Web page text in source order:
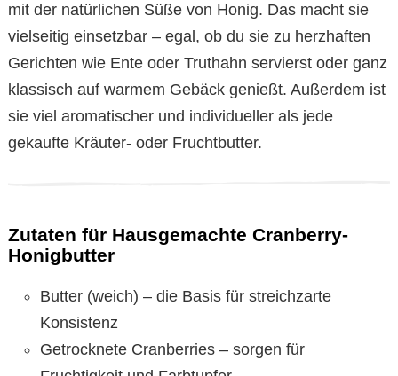
mit der natürlichen Süße von Honig. Das macht sie
vielseitig einsetzbar – egal, ob du sie zu herzhaften
Gerichten wie Ente oder Truthahn servierst oder ganz
klassisch auf warmem Gebäck genießt. Außerdem ist
sie viel aromatischer und individueller als jede
gekaufte Kräuter- oder Fruchtbutter.
Zutaten für Hausgemachte Cranberry-
Honigbutter
Butter (weich) – die Basis für streichzarte
Konsistenz
Getrocknete Cranberries – sorgen für